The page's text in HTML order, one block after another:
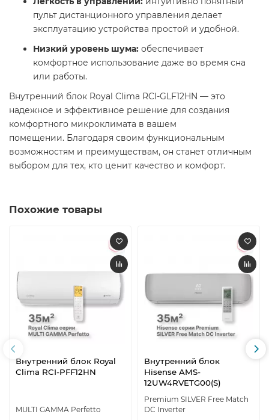
пульт дистанционного управления делает
эксплуатацию устройства простой и удобной.​
Низкий уровень шума: обеспечивает
комфортное использование даже во время сна
или работы.​
Внутренний блок Royal Clima RCI-GLF12HN — это
надежное и эффективное решение для создания
комфортного микроклимата в вашем
помещении. Благодаря своим функциональным
возможностям и преимуществам, он станет отличным
выбором для тех, кто ценит качество и комфорт.​
Похожие товары
Внутренний блок Royal
Clima RCI-PFF12HN
MULTI GAMMA Perfetto
Внутренний блок
Hisense AMS-
12UW4RVETG00(S)
Premium SILVER Free Match
DC Inverter